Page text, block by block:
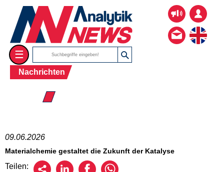
☰
Nachrichten
☰ 2026
09.06.2026
Materialchemie gestaltet die Zukunft der Katalyse
Teilen: